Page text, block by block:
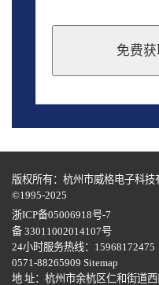
免费
should
blank
版权所有：杭州市威格电子科技
©1995-2025
浙ICP备05006918号-7
备 33011002014107号
24小时服务热线：
0571-88265909 Sitemap
地 址：杭州市余杭区仁和街道